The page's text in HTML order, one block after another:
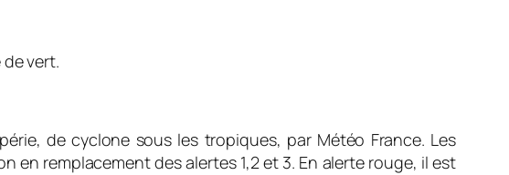
vert.
de cyclone sous les tropiques, par Météo France. Les
remplacement des alertes 1,2 et 3. En alerte rouge, il est